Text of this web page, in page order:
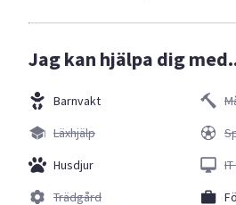
Jag kan hjälpa dig
Barnvakt
Läxhjälp
Husdjur
Trädgård